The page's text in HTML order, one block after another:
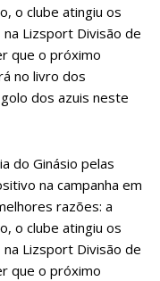
o clube atingiu os
Lizsport Divisão de
que o próximo
no livro dos
dos azuis neste
do Ginásio pelas
na campanha em
razões: a
o clube atingiu os
Lizsport Divisão de
que o próximo